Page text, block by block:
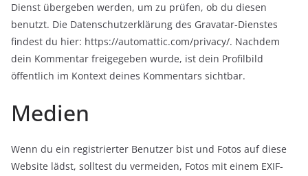
Dienst übergeben werden, um zu prüfen, ob du diesen
benutzt. Die Datenschutzerklärung des Gravatar-Dienstes
findest du hier: https://automattic.com/privacy/. Nachdem
dein Kommentar freigegeben wurde, ist dein Profilbild
öffentlich im Kontext deines Kommentars sichtbar.
Medien
Wenn du ein registrierter Benutzer bist und Fotos auf diese
Website lädst, solltest du vermeiden, Fotos mit einem EXIF-